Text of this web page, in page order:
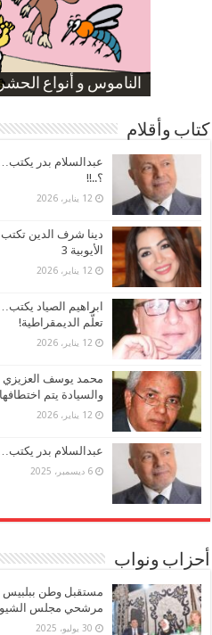
الناموس و أنواع
الموظفين بعد ارتفاع
ارتفاع نسبة الطلاق
صورة كاركاتيرية
صورة كاركاتيرية
كتاب وأقلام
عبدالسلام بدر
؟..!!
12 يناير، 2026
دينا شرف الدين
الأيوبية 3
12 يناير، 2026
ابراهيم الصياد
تعلُّم الديمقراطية!
12 يناير، 2026
محمد يوسف العزيزي
والسيادة يتم
12 يناير، 2026
عبدالسلام بدر
6 ديسمبر، 2025
أحزاب ونواب
مستقبل وطن ببلبيس
مرشحي مجلس
30 يوليو، 2025